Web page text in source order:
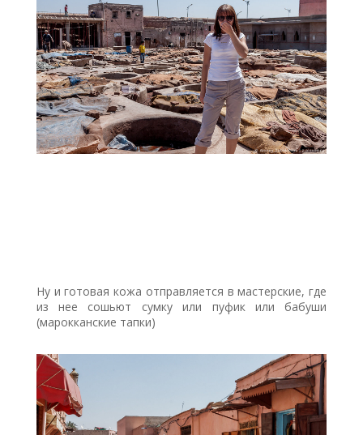
Ну и готовая кожа отправляется в мастерские, где
из нее сошьют сумку или пуфик или бабуши
(марокканские тапки)